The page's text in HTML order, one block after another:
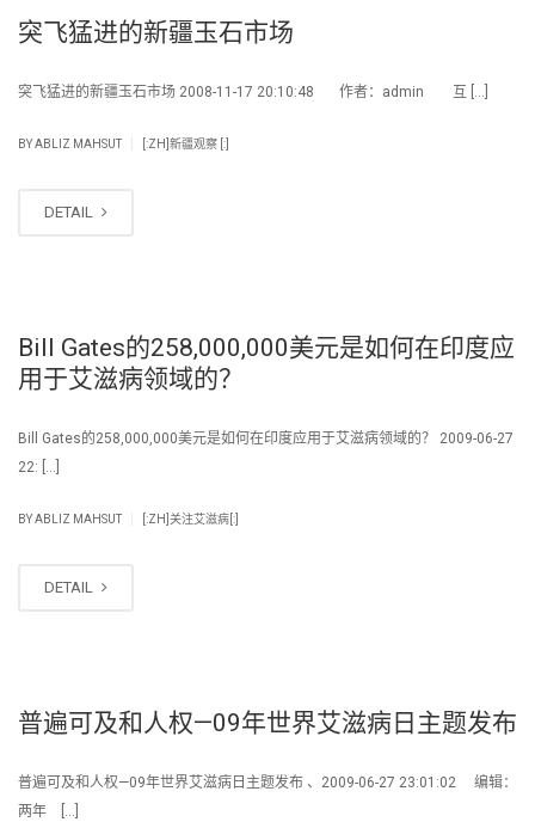
突飞猛进的新疆玉石市场
突飞猛进的新疆玉石市场 2008-11-17 20:10:48 作者：admin 互 […]
BYABLIZ MAHSUT [:ZH]新疆观察 [:]
DETAIL
Bill Gates的258,000,000美元是如何在印度应
用于艾滋病领域的？
Bill Gates的258,000,000美元是如何在印度应用于艾滋病领域的？ 2009-06-27
22: […]
BYABLIZ MAHSUT [:ZH]关注艾滋病[:]
DETAIL
普遍可及和人权—09年世界艾滋病日主题发布
普遍可及和人权—09年世界艾滋病日主题发布 、2009-06-27 23:01:02 编辑：
两年 […]